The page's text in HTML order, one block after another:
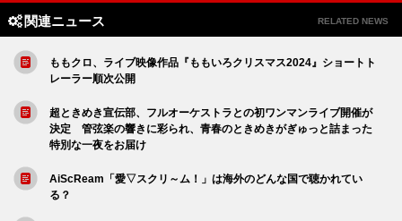
関連ニュース RELATED NEWS
ももクロ、ライブ映像作品『ももいろクリスマス2024』ショートト
レーラー順次公開
超ときめき宣伝部、フルオーケストラとの初ワンマンライブ開催が
決定 管弦楽の響きに彩られ、青春のときめきがぎゅっと詰まった
特別な一夜をお届け
AiScReam「愛▽スクリ～ム！」は海外のどんな国で聴かれてい
る？